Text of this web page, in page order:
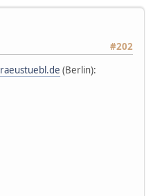
#202
(Berlin):